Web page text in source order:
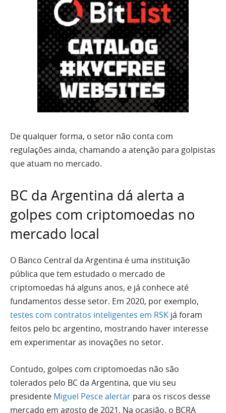
De qualquer forma, o setor não conta com
regulações ainda, chamando a atenção para golpistas
que atuam no mercado.
BC da Argentina dá alerta a
golpes com criptomoedas no
mercado local
O Banco Central da Argentina é uma instituição
pública que tem estudado o mercado de
criptomoedas há alguns anos, e já conhece até
fundamentos desse setor. Em 2020, por exemplo,
testes com contratos inteligentes em RSK já foram
feitos pelo bc argentino, mostrando haver interesse
em experimentar as inovações no setor.
Contudo, golpes com criptomoedas não são
tolerados pelo BC da Argentina, que viu seu
presidente Miguel Pesce alertar para os riscos desse
mercado em agosto de 2021. Na ocasião, o BCRA